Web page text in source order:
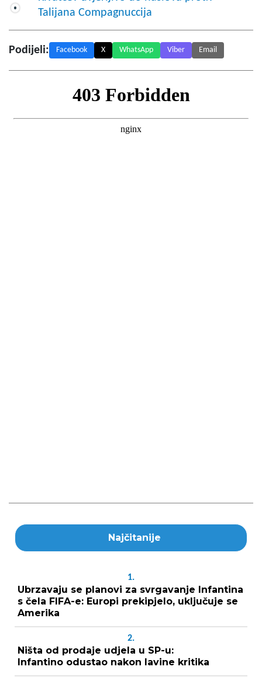
Talijana Compagnuccija
Podijeli: Facebook X WhatsApp Viber Email
Najčitanije
1.
Ubrzavaju se planovi za svrgavanje Infantina
s čela FIFA-e: Europi prekipjelo, uključuje se
Amerika
2.
Ništa od prodaje udjela u SP-u:
Infantino odustao nakon lavine kritika